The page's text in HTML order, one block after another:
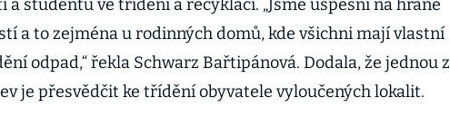
a studentů ve třídění a recyklaci. „Jsme úspěšní na hraně
a to zejména u rodinných domů, kde všichni mají vlastní
odpad,“ řekla Schwarz Bařtipánová. Dodala, že jednou z
je přesvědčit ke třídění obyvatele vyloučených lokalit.